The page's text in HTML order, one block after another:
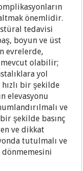
önemlidir.
tedavisi
boyun ve üst
evrelerde,
olabilir;
yol
bir şekilde
elevasyonu
ve
şekilde basınç
ve dikkat
tutulmalı ve
dönmemesini